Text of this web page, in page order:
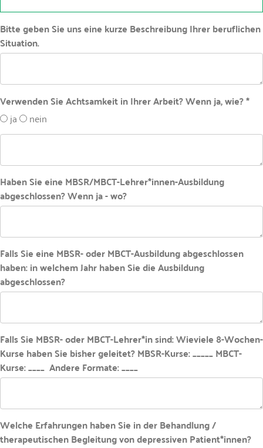
Bitte geben Sie uns eine kurze Beschreibung Ihrer beruflichen
Situation.
Verwenden Sie Achtsamkeit in Ihrer Arbeit? Wenn ja, wie? *
ja nein
Haben Sie eine MBSR/MBCT-Lehrer*innen-Ausbildung
abgeschlossen? Wenn ja - wo?
Falls Sie eine MBSR- oder MBCT-Ausbildung abgeschlossen
haben: in welchem Jahr haben Sie die Ausbildung
abgeschlossen?
Falls Sie MBSR- oder MBCT-Lehrer*in sind: Wieviele 8-Wochen-
Kurse haben Sie bisher geleitet? MBSR-Kurse: _____ MBCT-
Kurse: ____ Andere Formate: ____
Welche Erfahrungen haben Sie in der Behandlung /
therapeutischen Begleitung von depressiven Patient*innen?